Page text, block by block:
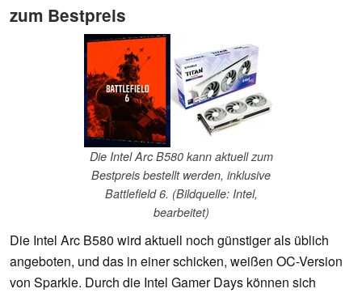
zum Bestpreis
Die Intel Arc B580 kann aktuell zum
Bestpreis bestellt werden, inklusive
Battlefield 6. (Bildquelle: Intel,
bearbeitet)
Die Intel Arc B580 wird aktuell noch günstiger als üblich
angeboten, und das in einer schicken, weißen OC-Version
von Sparkle. Durch die Intel Gamer Days können sich